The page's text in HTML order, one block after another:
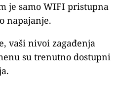
je samo WIFI pristupna
napajanje.
vaši nivoi zagađenja
su trenutno dostupni